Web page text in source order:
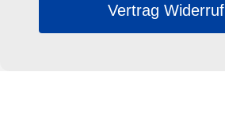
Vertrag Widerruf